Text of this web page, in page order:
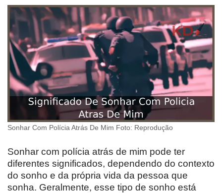
Sonhar Com Polícia Atrás De Mim Foto: Reprodução
Sonhar com polícia atrás de mim pode ter
diferentes significados, dependendo do contexto
do sonho e da própria vida da pessoa que
sonha. Geralmente, esse tipo de sonho está